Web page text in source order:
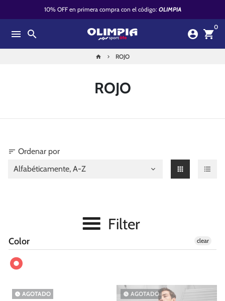
directamente
10% OFF en primera compra con el código: OLIMPIA
menu search account_circle shopping_cart
0
home keyboard_arrow_right ROJO
ROJO
sort Ordenar por
apps format_list_bulleted
Filter
Color clear
watch_later AGOTADO watch_later AGOTADO